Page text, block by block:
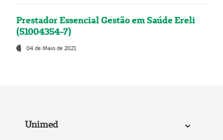
Prestador Essencial Gestão em Saúde Ereli
(51004354-7)
04 de Maio de 2021
Unimed